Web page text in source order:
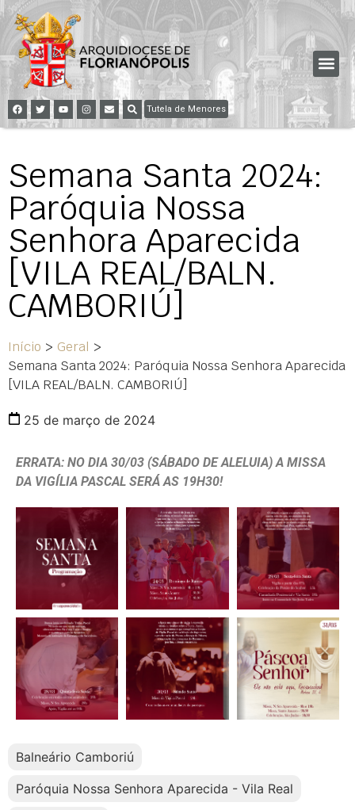
Tutela de Menores
Semana Santa 2024:
Paróquia Nossa
Senhora Aparecida
[VILA REAL/BALN.
CAMBORIÚ]
Início > Geral >
Semana Santa 2024: Paróquia Nossa Senhora Aparecida
[VILA REAL/BALN. CAMBORIÚ]
25 de março de 2024
ERRATA: NO DIA 30/03 (SÁBADO DE ALELUIA) A MISSA
DA VIGÍLIA PASCAL SERÁ AS 19H30!
Balneário Camboriú
Paróquia Nossa Senhora Aparecida - Vila Real